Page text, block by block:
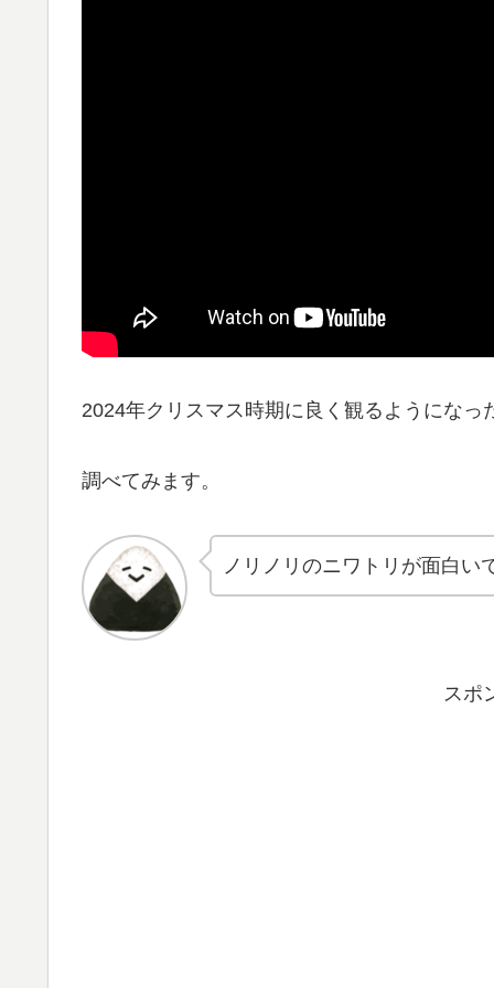
2024年クリスマス時期に良く観るようになっ
調べてみます。
ノリノリのニワトリが面白い
スポ